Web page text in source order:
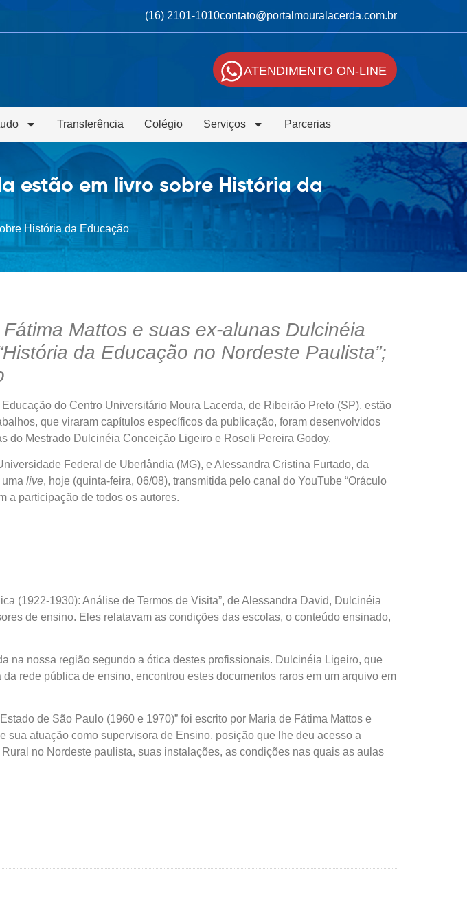
(16) 2101-1010contato@portalmouralacerda.com.br
ATENDIMENTO ON-LINE
Transferência Colégio Serviços Parcerias
estão em livro sobre História da
História da Educação
Mattos e suas ex-alunas Dulcinéia
da Educação no Nordeste Paulista”;
do Centro Universitário Moura Lacerda, de Ribeirão Preto (SP), estão
que viraram capítulos específicos da publicação, foram desenvolvidos
do Mestrado Dulcinéia Conceição Ligeiro e Roseli Pereira Godoy.
Federal de Uberlândia (MG), e Alessandra Cristina Furtado, da
live, hoje (quinta-feira, 06/08), transmitida pelo canal do YouTube “Oráculo
a participação de todos os autores.
1930): Análise de Termos de Visita”, de Alessandra David, Dulcinéia
de ensino. Eles relatavam as condições das escolas, o conteúdo ensinado,
nossa região segundo a ótica destes profissionais. Dulcinéia Ligeiro, que
rede pública de ensino, encontrou estes documentos raros em um arquivo em
de São Paulo (1960 e 1970)” foi escrito por Maria de Fátima Mattos e
sua atuação como supervisora de Ensino, posição que lhe deu acesso a
no Nordeste paulista, suas instalações, as condições nas quais as aulas